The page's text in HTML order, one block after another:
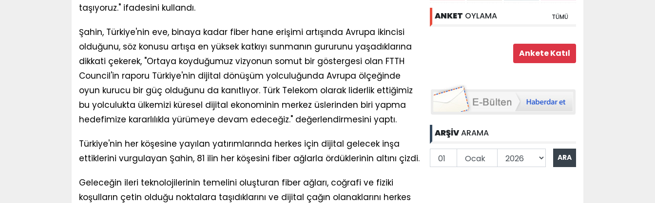
taşıyoruz." ifadesini kullandı.
Şahin, Türkiye'nin eve, binaya kadar fiber hane erişimi artışında Avrupa ikincisi
olduğunu, söz konusu artışa en yüksek katkıyı sunmanın gururunu yaşadıklarına
dikkati çekerek, "Ortaya koyduğumuz vizyonun somut bir göstergesi olan FTTH
Council'in raporu Türkiye'nin dijital dönüşüm yolculuğunda Avrupa ölçeğinde
oyun kurucu bir güç olduğunu da kanıtlıyor. Türk Telekom olarak liderlik ettiğimiz
bu yolculukta ülkemizi küresel dijital ekonominin merkez üslerinden biri yapma
hedefimize kararlılıkla yürümeye devam edeceğiz." değerlendirmesini yaptı.
Türkiye'nin her köşesine yayılan yatırımlarında herkes için dijital gelecek inşa
ettiklerini vurgulayan Şahin, 81 ilin her köşesini fiber ağlarla ördüklerinin altını çizdi.
Geleceğin ileri teknolojilerinin temelini oluşturan fiber ağları, coğrafi ve fiziki
koşulların çetin olduğu noktalara taşıdıklarını ve dijital çağın olanaklarını herkes
ANKET OYLAMA TÜMÜ
ARŞİVARAMA